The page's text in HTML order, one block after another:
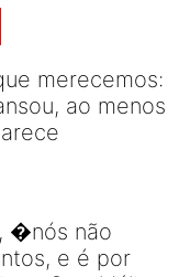
merecemos:
ao menos
�nós não
e é por